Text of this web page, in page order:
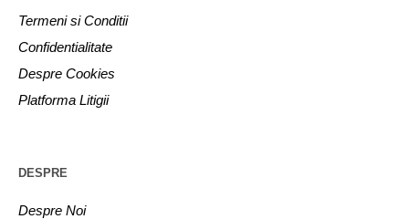
Termeni si Conditii
Confidentialitate
Despre Cookies
Platforma Litigii
DESPRE
Despre Noi